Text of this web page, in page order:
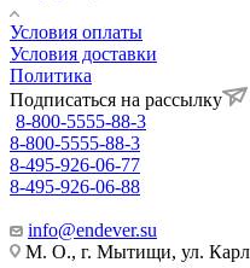
Условия оплаты
Условия доставки
Политика
Подписаться на рассылку
8-800-5555-88-3
8-800-5555-88-3
8-495-926-06-77
8-495-926-06-88
info@endever.su
М. О., г. Мытищи, ул.